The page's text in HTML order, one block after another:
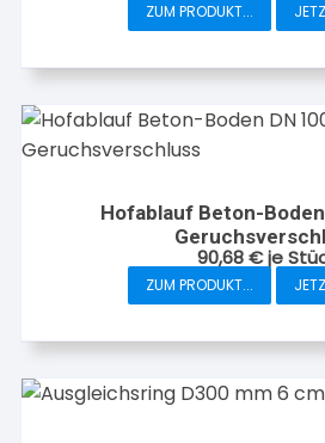
ZUM PRODUKT...
Hofablauf Beton-
90,68€je
ZUM PRODUKT...